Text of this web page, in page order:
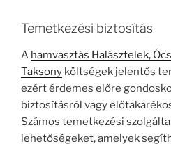
Temetkezési biztosítás
A hamvasztás Halásztelek,
Taksony költségek jelentős
ezért érdemes előre
biztosításról vagy
Számos temetkezési
lehetőségeket, amelyek